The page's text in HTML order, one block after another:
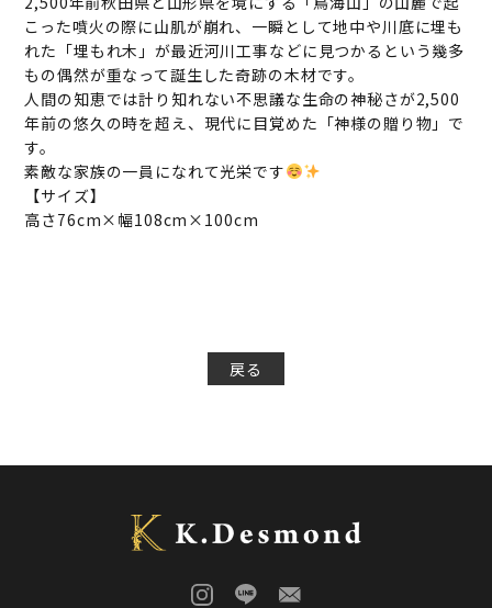
こった噴火の際に山肌が崩れ、一瞬として地中や川底に埋も
れた「埋もれ木」が最近河川工事などに見つかるという幾多
もの偶然が重なって誕生した奇跡の木材です。
人間の知恵では計り知れない不思議な生命の神秘さが2,500
年前の悠久の時を超え、現代に目覚めた「神様の贈り物」で
す。
素敵な家族の一員になれて光栄です
【サイズ】
高さ76cm×幅108cm×100cm
戻る